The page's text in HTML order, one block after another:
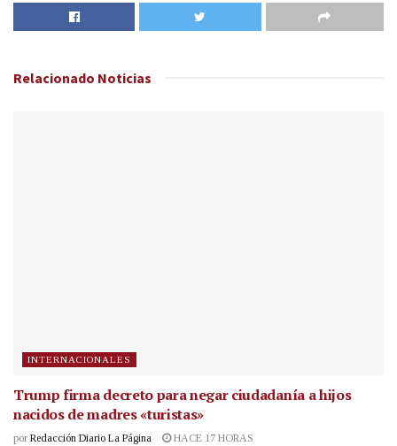
Relacionado Noticias
INTERNACIONALES
Trump firma decreto para negar ciudadanía a hijos
nacidos de madres «turistas»
por Redacción Diario La Página HACE 17 HORAS